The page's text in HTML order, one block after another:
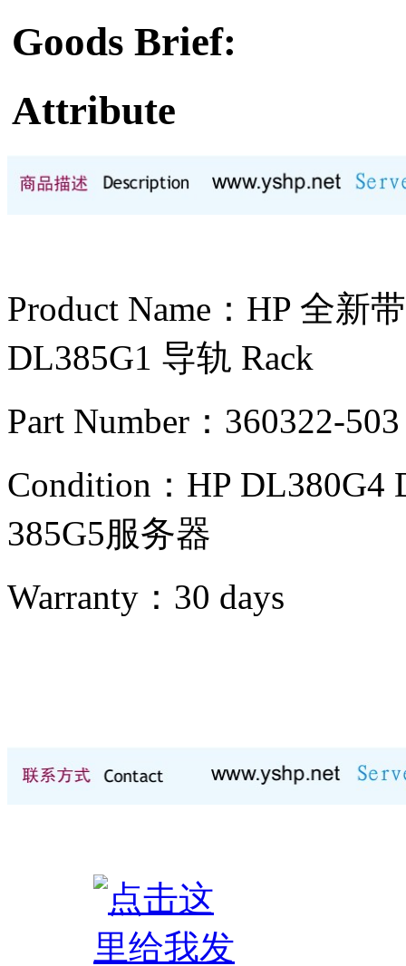
Goods Brief:
Attribute
Product Name：HP 全新
DL385G1 导轨 Rack
Part Number：360322-503
Condition： HP DL380G4
385G5服务器
Warranty： 30 days